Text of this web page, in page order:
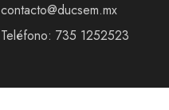
contacto@ducsem.mx
Teléfono: 735 1252523